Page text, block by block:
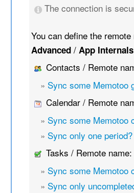
The connection is
You can define the
Advanced /App Internals
Contacts / Remote
» Sync some Memotoo
Calendar / Remote
» Sync some Memotoo
» Sync only one period?
Tasks / Remote name:
» Sync some Memotoo
» Sync only